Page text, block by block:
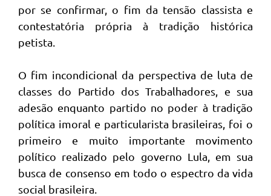
por se confirmar, o fim da tensão classista e
contestatória própria à tradição histórica
petista.
O fim incondicional da perspectiva de luta de
classes do Partido dos Trabalhadores, e sua
adesão enquanto partido no poder à tradição
política imoral e particularista brasileiras, foi o
primeiro e muito importante movimento
político realizado pelo governo Lula, em sua
busca de consenso em todo o espectro da vida
social brasileira.